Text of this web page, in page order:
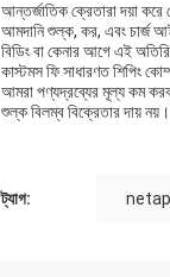
আন্তর্জাতিক ক্রেতারা দয়া
আমদানি শুল্ক, কর, এবং চার্জ
বিডিং বা কেনার আগে এই
কাস্টমস ফি সাধারণত শিপিং
আমরা পণ্যদ্রব্যের মূল্য কম করব
শুল্ক বিলম্ব বিক্রেতার দায় নয়।
ট্যাগ: